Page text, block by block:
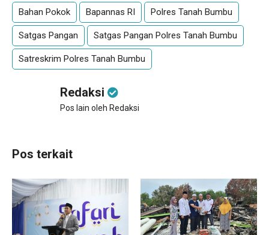
Bahan Pokok Bapannas RI Polres Tanah Bumbu
Satgas Pangan Satgas Pangan Polres Tanah Bumbu
Satreskrim Polres Tanah Bumbu
Redaksi
Pos lain oleh Redaksi
Pos terkait